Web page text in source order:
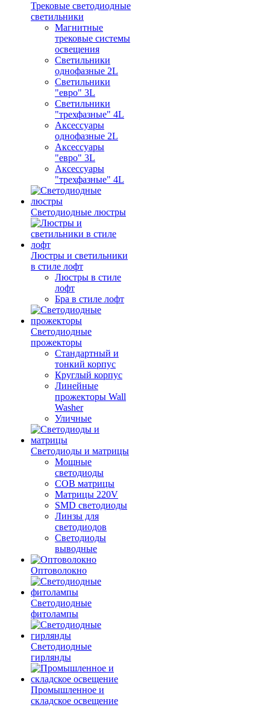
Трековые светодиодные
светильники
Магнитные
трековые системы
освещения
Светильники
однофазные 2L
Светильники
"евро" 3L
Светильники
"трехфазные" 4L
Аксессуары
однофазные 2L
Аксессуары
"евро" 3L
Аксессуары
"трехфазные" 4L
Светодиодные люстры
Люстры и светильники
в стиле лофт
Люстры в стиле
лофт
Бра в стиле лофт
Светодиодные
прожекторы
Стандартный и
тонкий корпус
Круглый корпус
Линейные
прожекторы Wall
Washer
Уличные
Светодиоды и матрицы
Мощные
светодиоды
COB матрицы
Матрицы 220V
SMD светодиоды
Линзы для
светодиодов
Светодиоды
выводные
Оптоволокно
Светодиодные
фитолампы
Светодиодные
гирлянды
Промышленное и
складское освещение